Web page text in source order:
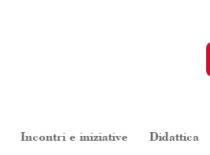
Incontri e iniziative Didattica